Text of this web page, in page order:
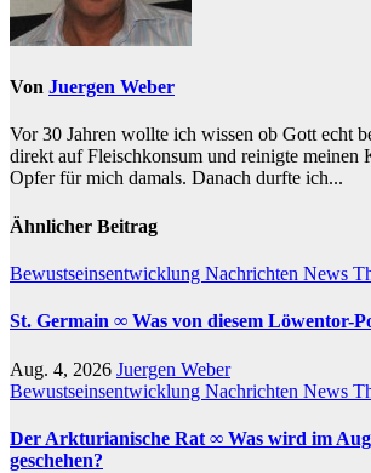
Von Juergen Weber
Vor 30 Jahren wollte ich wissen ob Gott echt
direkt auf Fleischkonsum und reinigte meinen
Opfer für mich damals. Danach durfte ich...
Ähnlicher Beitrag
Bewustseinsentwicklung Nachrichten News
St. Germain ∞ Was von diesem Löwentor-
Aug. 4, 2026 Juergen Weber
Bewustseinsentwicklung Nachrichten News
Der Arkturianische Rat ∞ Was wird im
geschehen?